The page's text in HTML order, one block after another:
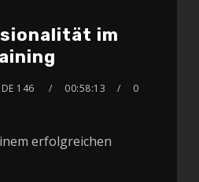
im
146 00:58:13
0
erfolgreichen